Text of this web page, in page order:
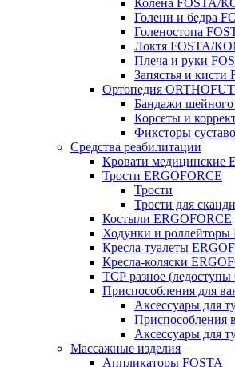
Колена
Голени и бедра
Голеностопа
Локтя FOSTA/
Плеча и руки
Запястья и
Ортопедия
Бандажи шейного
Корсеты и
Фиксторы
Средства реабилитации
Кровати медицинские
Трости ERGOFORCE
Трости
Трости для
Костыли ERGOFORCE
Ходунки и роллейторы
Кресла-туалеты
Кресла-коляски
ТСР разное
Приспособления для
Аксессуары для
Приспособления
Аксессуары для
Массажные изделия
Аппликаторы FOSTA